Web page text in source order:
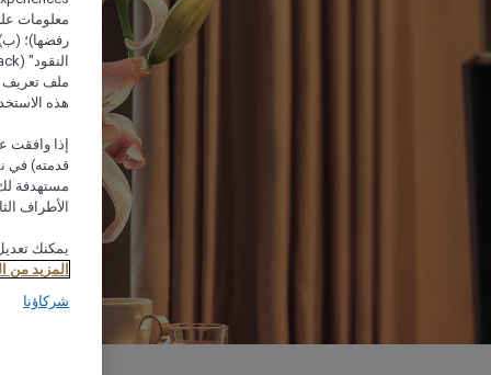
معلومات
رفضها)؛ (ب)
ملف تعريف
هذه
إذا وافقت
مستهدفة
الأطراف
يمكنك
المزيد من
شركاؤنا